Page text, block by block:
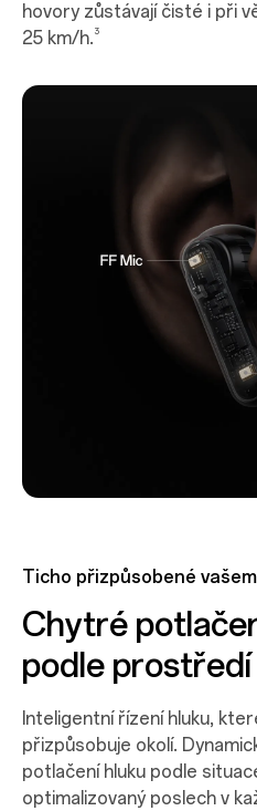
hovory zůstávají čisté i při
25 km/h. 3
Ticho přizpůsobené
Chytré
podle prostředí
Inteligentní řízení hluku,
přizpůsobuje okolí.
potlačení hluku podle
optimalizovaný poslech v